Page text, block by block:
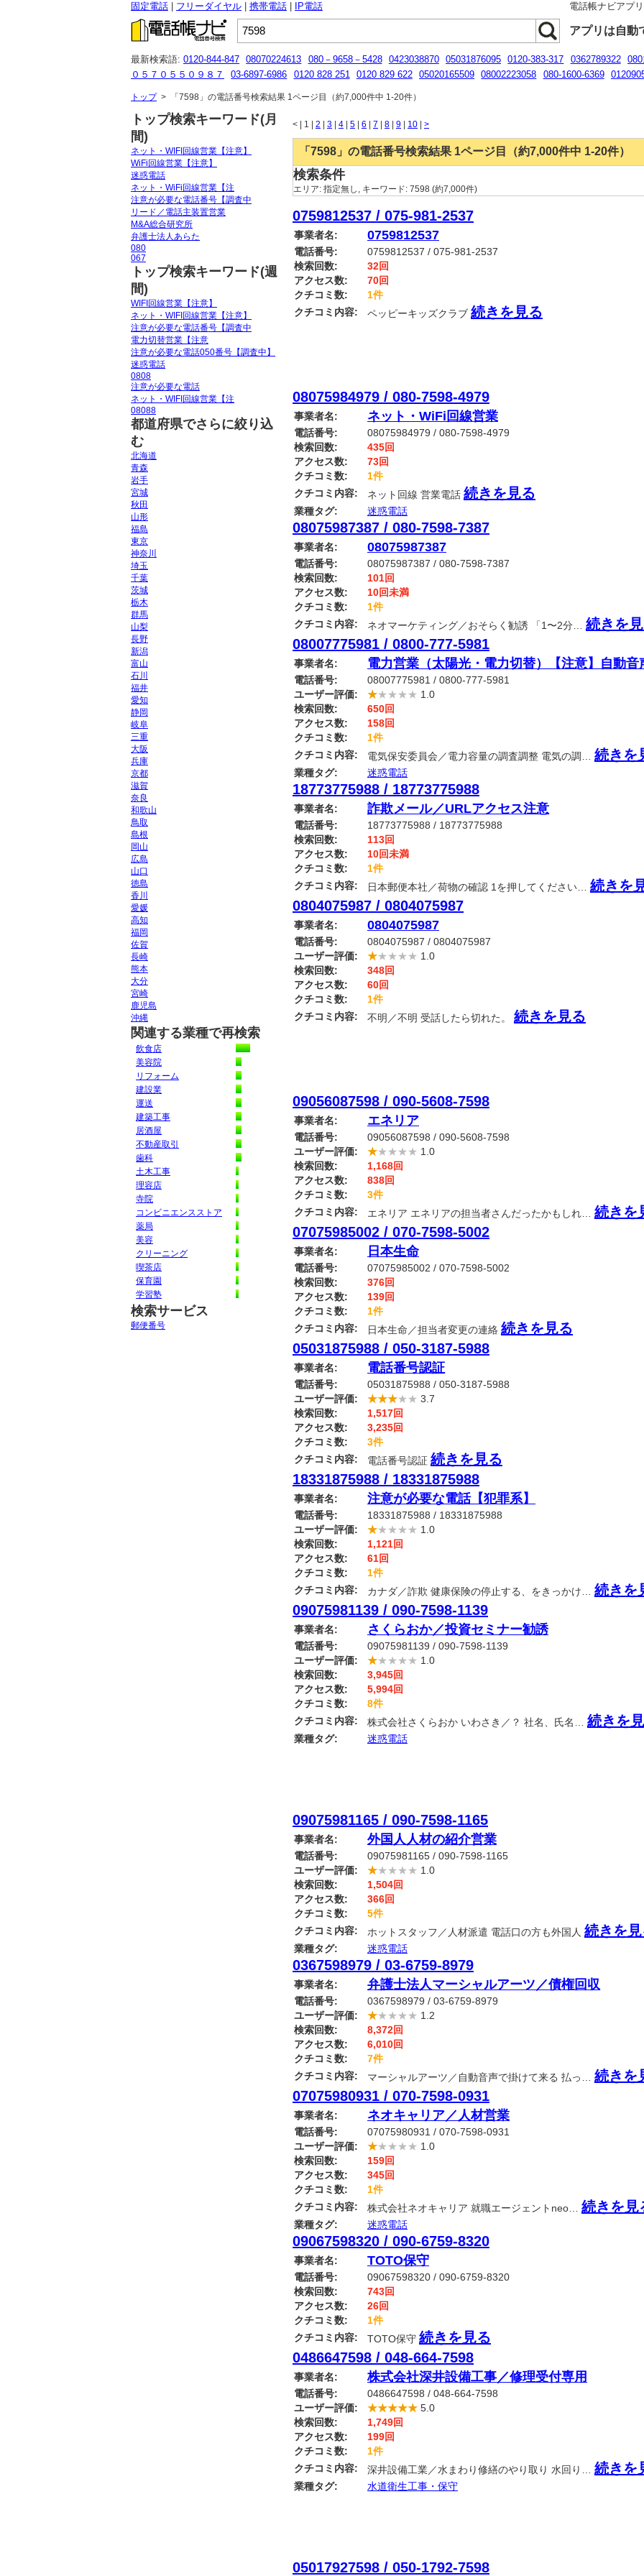
固定電話 フリーダイヤル 携帯電話 IP電話 電話帳ナビアプ
アプリは自動
最新検索語: 0120-844-847 08070224613 080－9658－5428 0423038870 05031876095 0120-383-317 0362789322
０５７０５５０９８７
03-6897-6986 0120 828 251 0120 829 622 05020165509 08002223058 080-1600-6369
トップ> 「7598」の電話番号検索結果 1ページ目（約7,000件中 1-20件）
< 1 | 2 3 4 5 6 7 8 9 10 >
「7598」の電話番号検索結果 1ページ目（約7,000件中 1-20件）
検索条件
エリア: 指定無し , キーワード: 7598 (約7,000件)
0759812537 / 075-981-2537
事業者名: 0759812537
電話番号:
0759812537 / 075-981-2537
検索回数:
32回
アクセス数:
70回
クチコミ数:
1件
クチコミ内容:
ペッピーキッズクラブ 続きを見る
08075984979 / 080-7598-4979
事業者名: ネット・WiFi回線営業
電話番号:
08075984979 / 080-7598-4979
検索回数:
435回
アクセス数:
73回
クチコミ数:
1件
クチコミ内容:
ネット回線 営業電話 続きを見る
業種タグ: 迷惑電話
08075987387 / 080-7598-7387
事業者名: 08075987387
電話番号:
08075987387 / 080-7598-7387
検索回数:
101回
アクセス数:
10回未満
クチコミ数:
1件
クチコミ内容:
ネオマーケティング／おそらく勧誘 「1〜2分… 続きを
08007775981 / 0800-777-5981
事業者名: 電力営業（太陽光・電力切替）【注意】自動
電話番号:
08007775981 / 0800-777-5981
ユーザー評価:
★★★★★ 1.0
検索回数:
650回
アクセス数:
158回
クチコミ数:
1件
クチコミ内容:
電気保安委員会／電力容量の調査調整 電気の調… 続きを
業種タグ: 迷惑電話
18773775988 / 18773775988
事業者名: 詐欺メール／URLアクセス注意
電話番号:
18773775988 / 18773775988
検索回数:
113回
アクセス数:
10回未満
クチコミ数:
1件
クチコミ内容:
日本郵便本社／荷物の確認 1を押してください… 続きを
0804075987 / 0804075987
事業者名: 0804075987
電話番号:
0804075987 / 0804075987
ユーザー評価:
★★★★★ 1.0
検索回数:
348回
アクセス数:
60回
クチコミ数:
1件
クチコミ内容:
不明／不明 受話したら切れた。 続きを見る
09056087598 / 090-5608-7598
事業者名: エネリア
電話番号:
09056087598 / 090-5608-7598
ユーザー評価:
★★★★★ 1.0
検索回数:
1,168回
アクセス数:
838回
クチコミ数:
3件
クチコミ内容:
エネリア エネリアの担当者さんだったかもしれ… 続きを
07075985002 / 070-7598-5002
事業者名: 日本生命
電話番号:
07075985002 / 070-7598-5002
検索回数:
376回
アクセス数:
139回
クチコミ数:
1件
クチコミ内容:
日本生命／担当者変更の連絡 続きを見る
05031875988 / 050-3187-5988
事業者名: 電話番号認証
電話番号:
05031875988 / 050-3187-5988
ユーザー評価:
★★★★★ 3.7
検索回数:
1,517回
アクセス数:
3,235回
クチコミ数:
3件
クチコミ内容:
電話番号認証 続きを見る
18331875988 / 18331875988
事業者名: 注意が必要な電話【犯罪系】
電話番号:
18331875988 / 18331875988
ユーザー評価:
★★★★★ 1.0
検索回数:
1,121回
アクセス数:
61回
クチコミ数:
1件
クチコミ内容:
カナダ／詐欺 健康保険の停止する、をきっかけ… 続きを
09075981139 / 090-7598-1139
事業者名: さくらおか／投資セミナー勧誘
電話番号:
09075981139 / 090-7598-1139
ユーザー評価:
★★★★★ 1.0
検索回数:
3,945回
アクセス数:
5,994回
クチコミ数:
8件
クチコミ内容:
株式会社さくらおか いわさき／？ 社名、氏名… 続きを
業種タグ: 迷惑電話
09075981165 / 090-7598-1165
事業者名: 外国人人材の紹介営業
電話番号:
09075981165 / 090-7598-1165
ユーザー評価:
★★★★★ 1.0
検索回数:
1,504回
アクセス数:
366回
クチコミ数:
5件
クチコミ内容:
ホットスタッフ／人材派遣 電話口の方も外国人 続きを
業種タグ: 迷惑電話
0367598979 / 03-6759-8979
事業者名: 弁護士法人マーシャルアーツ／債権回収
電話番号:
0367598979 / 03-6759-8979
ユーザー評価:
★★★★★ 1.2
検索回数:
8,372回
アクセス数:
6,010回
クチコミ数:
7件
クチコミ内容:
マーシャルアーツ／自動音声で掛けて来る 払っ… 続きを
07075980931 / 070-7598-0931
事業者名: ネオキャリア／人材営業
電話番号:
07075980931 / 070-7598-0931
ユーザー評価:
★★★★★ 1.0
検索回数:
159回
アクセス数:
345回
クチコミ数:
1件
クチコミ内容:
株式会社ネオキャリア 就職エージェントneo… 続きを見
業種タグ: 迷惑電話
09067598320 / 090-6759-8320
事業者名: TOTO保守
電話番号:
09067598320 / 090-6759-8320
検索回数:
743回
アクセス数:
26回
クチコミ数:
1件
クチコミ内容:
TOTO保守 続きを見る
0486647598 / 048-664-7598
事業者名: 株式会社深井設備工事／修理受付専用
電話番号:
0486647598 / 048-664-7598
ユーザー評価:
★★★★★ 5.0
検索回数:
1,749回
アクセス数:
199回
クチコミ数:
1件
クチコミ内容:
深井設備工業／水まわり修繕のやり取り 水回り… 続きを
業種タグ: 水道衛生工事・保守
05017927598 / 050-1792-7598
トップ検索キーワード(月
間)
ネット・WIFI回線営業【注意】
WiFi回線営業【注意】
迷惑電話
ネット・WiFi回線営業【注
注意が必要な電話番号【調査中
リード／電話主装置営業
M&A総合研究所
弁護士法人あらた
080
067
トップ検索キーワード(週
間)
WIFI回線営業【注意】
ネット・WIFI回線営業【注意】
注意が必要な電話番号【調査中
電力切替営業【注意
注意が必要な電話050番号【調査中】
迷惑電話
0808
注意が必要な電話
ネット・WIFI回線営業【注
08088
都道府県でさらに絞り込
む
北海道
青森
岩手
宮城
秋田
山形
福島
東京
神奈川
埼玉
千葉
茨城
栃木
群馬
山梨
長野
新潟
富山
石川
福井
愛知
静岡
岐阜
三重
大阪
兵庫
京都
滋賀
奈良
和歌山
鳥取
島根
岡山
広島
山口
徳島
香川
愛媛
高知
福岡
佐賀
長崎
熊本
大分
宮崎
鹿児島
沖縄
関連する業種で再検索
飲食店
美容院
リフォーム
建設業
運送
建築工事
居酒屋
不動産取引
歯科
土木工事
理容店
寺院
コンビニエンスストア
薬局
美容
クリーニング
喫茶店
保育園
学習塾
検索サービス
郵便番号